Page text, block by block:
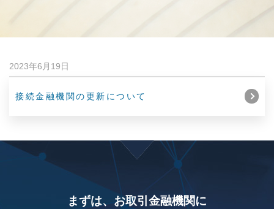
2023年6月19日
接続金融機関の更新について
まずは、お取引金融機関に